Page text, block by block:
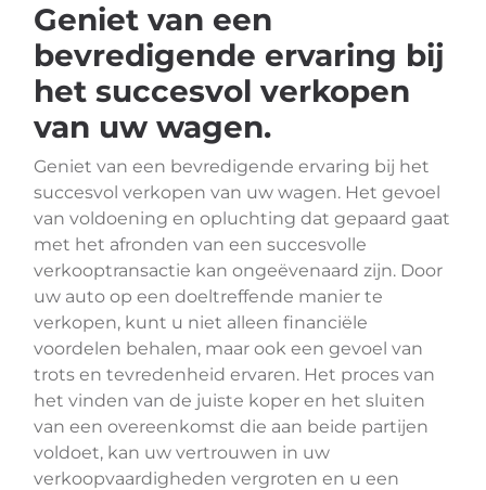
Geniet van een
bevredigende ervaring bij
het succesvol verkopen
van uw wagen.
Geniet van een bevredigende ervaring bij het
succesvol verkopen van uw wagen. Het gevoel
van voldoening en opluchting dat gepaard gaat
met het afronden van een succesvolle
verkooptransactie kan ongeëvenaard zijn. Door
uw auto op een doeltreffende manier te
verkopen, kunt u niet alleen financiële
voordelen behalen, maar ook een gevoel van
trots en tevredenheid ervaren. Het proces van
het vinden van de juiste koper en het sluiten
van een overeenkomst die aan beide partijen
voldoet, kan uw vertrouwen in uw
verkoopvaardigheden vergroten en u een